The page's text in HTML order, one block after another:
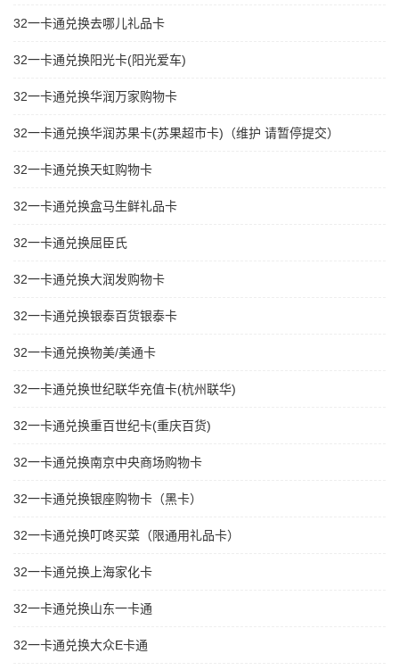
32一卡通兑换去哪儿礼品卡
32一卡通兑换阳光卡(阳光爱车)
32一卡通兑换华润万家购物卡
32一卡通兑换华润苏果卡(苏果超市卡)（维护 请暂停提交）
32一卡通兑换天虹购物卡
32一卡通兑换盒马生鲜礼品卡
32一卡通兑换屈臣氏
32一卡通兑换大润发购物卡
32一卡通兑换银泰百货银泰卡
32一卡通兑换物美/美通卡
32一卡通兑换世纪联华充值卡(杭州联华)
32一卡通兑换重百世纪卡(重庆百货)
32一卡通兑换南京中央商场购物卡
32一卡通兑换银座购物卡（黑卡）
32一卡通兑换叮咚买菜（限通用礼品卡）
32一卡通兑换上海家化卡
32一卡通兑换山东一卡通
32一卡通兑换大众E卡通